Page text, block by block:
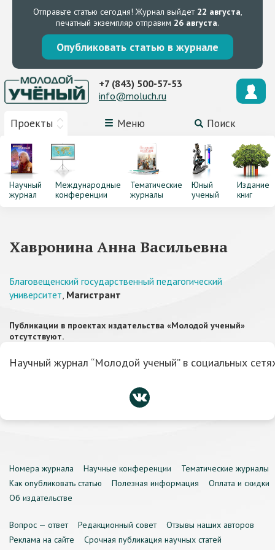
Отправьте статью сегодня! Журнал выйдет 22 августа,
печатный экземпляр отправим 26 августа.
Опубликовать статью в журнале
Проекты Меню Поиск
+7 (843) 500-57-53
info@moluch.ru
Научный
журнал
Международные
конференции
Тематические
журналы
Юный
ученый
Издание
книг
Хавронина Анна Васильевна
Благовещенский государственный педагогический
университет, Магистрант
Публикации в проектах издательства «Молодой ученый»
отсутствуют.
Научный журнал “Молодой ученый” в социальных
Номера журнала Научные конференции
Тематические журналы
Как опубликовать статью
Полезная информация
Оплата и скидки
Об издательстве
Вопрос — ответ Редакционный совет
Отзывы наших авторов
Реклама на сайте
Срочная публикация научных статей